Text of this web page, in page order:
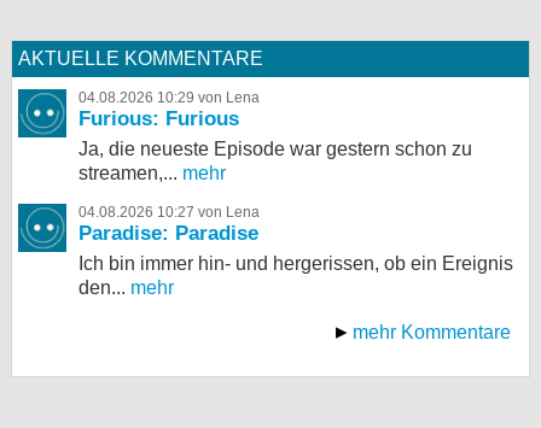
AKTUELLE KOMMENTARE
04.08.2026 10:29 von Lena
Furious: Furious
Ja, die neueste Episode war gestern schon zu
streamen,... mehr
04.08.2026 10:27 von Lena
Paradise: Paradise
Ich bin immer hin- und hergerissen, ob ein Ereignis
den... mehr
mehr Kommentare